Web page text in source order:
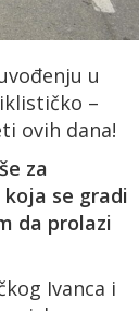
u
–
ovih dana!
za
se gradi
da prolazi
Ivanca i